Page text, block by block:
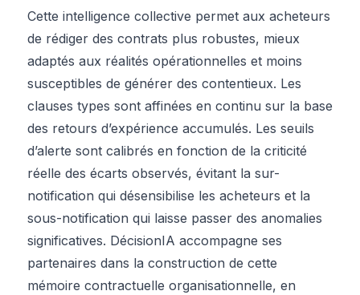
Cette intelligence collective permet aux acheteurs
de rédiger des contrats plus robustes, mieux
adaptés aux réalités opérationnelles et moins
susceptibles de générer des contentieux. Les
clauses types sont affinées en continu sur la base
des retours d’expérience accumulés. Les seuils
d’alerte sont calibrés en fonction de la criticité
réelle des écarts observés, évitant la sur-
notification qui désensibilise les acheteurs et la
sous-notification qui laisse passer des anomalies
significatives. DécisionIA accompagne ses
partenaires dans la construction de cette
mémoire contractuelle organisationnelle, en